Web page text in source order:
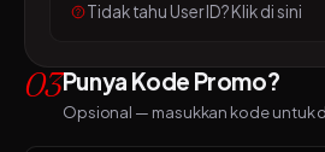
Tidak tahu User ID? Klik di sini
03Punya Kode Promo?
Opsional — masukkan kode untuk